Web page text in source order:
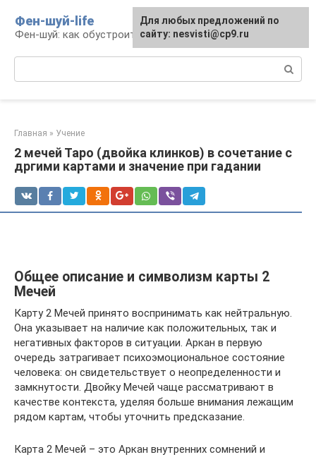
контенту
Фен-шуй-life
Фен-шуй: как обустроить свою жизнь
Главная » Учение
2 мечей Таро (двойка клинков) в сочетание с
дргими картами и значение при гадании
Общее описание и символизм карты 2
Мечей
Карту 2 Мечей принято воспринимать как нейтральную.
Она указывает на наличие как положительных, так и
негативных факторов в ситуации. Аркан в первую
очередь затрагивает психоэмоциональное состояние
человека: он свидетельствует о неопределенности и
замкнутости. Двойку Мечей чаще рассматривают в
качестве контекста, уделяя больше внимания лежащим
рядом картам, чтобы уточнить предсказание.
Карта 2 Мечей – это Аркан внутренних сомнений и
Для любых предложений по
сайту: nesvisti@cp9.ru